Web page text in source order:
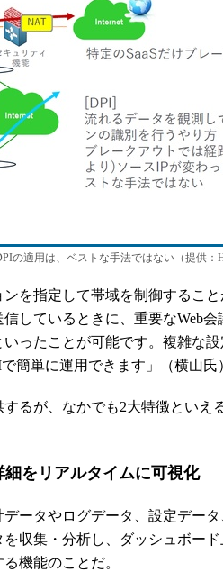
の適用は、ベストな手法ではない（提供：
を指定して帯域を制御すること
しているときに、重要なWeb会
ったことが可能です。複雑な設
簡単に運用できます」（横山氏
るが、なかでも2大特徴といえ
をリアルタイムに可視化
ータやログデータ、設定データ
収集・分析し、ダッシュボー
機能のことだ。